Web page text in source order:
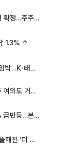
SK하이닉스, 분기배당 375원 확정…주주환원책 9월로 앞당겨 발표
1.3% ↑
美 ‘232조 하이브리드 제재’ 임박…K-태양광, 불확실성 털고 날개 다나
'국책은행 3사' 직원들, 다음주 여의도 거리 나서는 까닭은
[베스트&워스트] 코스닥 10% 급반등…본느, 최대주주 변경 기대에 270% 폭등
효율·AI 더했다…더 강하고 알뜰해진 ‘더 뉴 그랜저 하이브리드’ [ET의 모빌리티]